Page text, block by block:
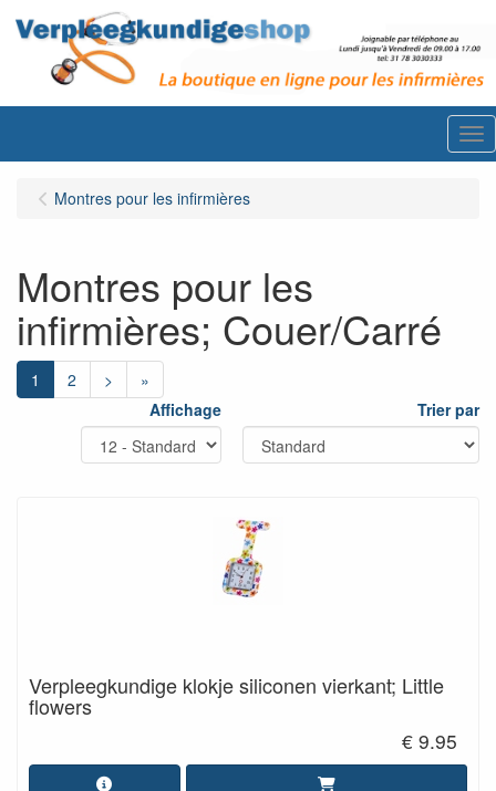
Montres pour les infirmières
Montres pour les
infirmières; Couer/Carré
1 2 >
»
Affichage
Trier par
Verpleegkundige klokje siliconen vierkant; Little
flowers
€ 9.95